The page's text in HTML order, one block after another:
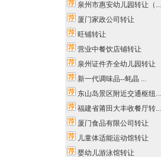
泉州市惠安幼儿园转让（...
厦门家政公司转让
旺铺转让
营业中餐饮店铺转让
泉州证件齐全幼儿园转让
新一代调味品--蚝晶 ...
东山岛景区附近交通枢纽...
福建省莆田大丰收餐厅转...
厦门食品有限公司转让
儿童体适能运动馆转让
婴幼儿游泳馆转让